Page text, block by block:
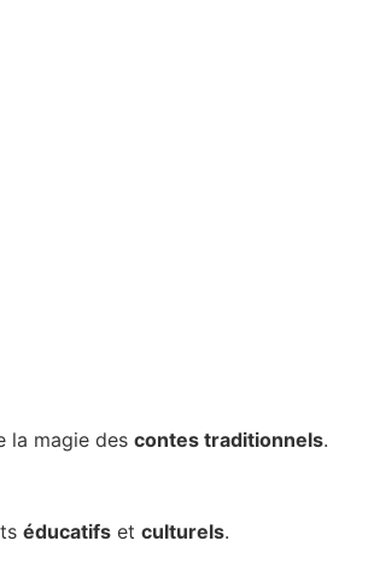
la magie des contes traditionnels.
éducatifs et culturels.